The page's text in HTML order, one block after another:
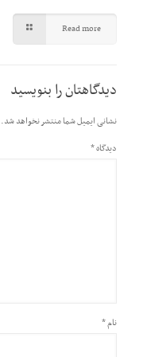
Read more
دیدگاهتان را بنویسید
نشانی ایمیل شما منتشر نخواهد شد.
دیدگاه*
نام*